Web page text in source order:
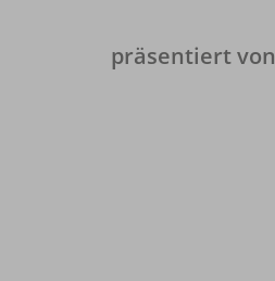
präsentiert von